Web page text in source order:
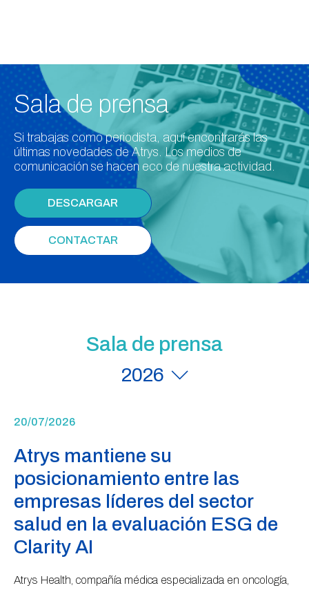
Sala de prensa
Si trabajas como periodista, aquí encontrarás las
últimas novedades de Atrys. Los medios de
comunicación se hacen eco de nuestra actividad.
DESCARGAR
CONTACTAR
Sala de prensa
2026
20/07/2026
Atrys mantiene su
posicionamiento entre las
empresas líderes del sector
salud en la evaluación ESG de
Clarity AI
Atrys Health, compañía médica especializada en oncología,